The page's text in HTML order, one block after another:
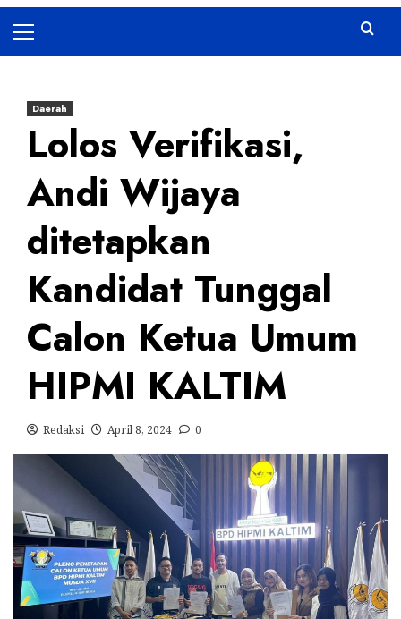
Menu
Daerah
Lolos Verifikasi,
Andi Wijaya
ditetapkan
Kandidat Tunggal
Calon Ketua Umum
HIPMI KALTIM
Redaksi April 8, 2024 0